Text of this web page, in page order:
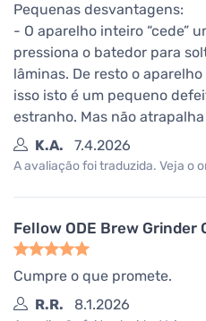
Pequenas desvantagens:
- O aparelho inteiro “cede”
pressiona o batedor para
lâminas. De resto o
isso isto é um pequeno
estranho. Mas não
K.A.
7.4.2026
A avaliação foi traduzida. Veja o
Fellow ODE Brew Grinder
Cumpre o que promete.
R.R.
8.1.2026